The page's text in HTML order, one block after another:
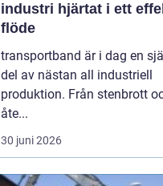
industri hjärtat i ett effektivt
flöde
transportband är i dag en
del av nästan all industriell
produktion. Från stenbrott
åte...
30 juni 2026